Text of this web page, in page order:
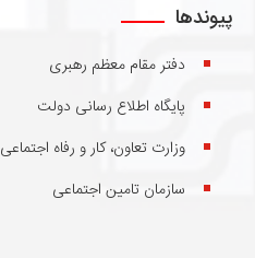
پیوندها
دفتر مقام معظم رهبری
پایگاه اطلاع رسانی دولت
وزارت تعاون، کار و رفاه اجتماعی
سازمان تامین اجتماعی